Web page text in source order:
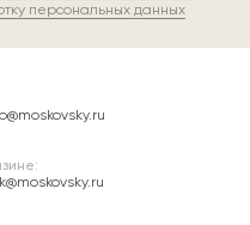
персональных данных